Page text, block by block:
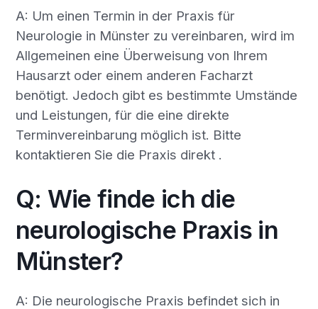
A: Um einen Termin in der Praxis für
Neurologie in Münster zu vereinbaren, wird im
Allgemeinen eine Überweisung von Ihrem
Hausarzt oder einem anderen Facharzt
benötigt. Jedoch gibt es bestimmte Umstände
und Leistungen, für die eine direkte
Terminvereinbarung möglich ist. Bitte
kontaktieren Sie die Praxis direkt .
Q: Wie finde ich die
neurologische Praxis in
Münster?
A: Die neurologische Praxis befindet sich in